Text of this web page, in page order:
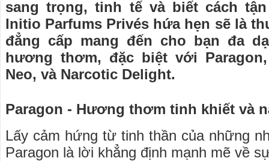
sang trọng, tinh tế và biết cách
Initio Parfums Privés hứa hẹn sẽ là
đẳng cấp mang đến cho bạn đa
hương thơm, đặc biệt với
Neo, và Narcotic Delight.
Paragon - Hương thơm tinh khiết và
Lấy cảm hứng từ tinh thần của những
Paragon là lời khẳng định mạnh mẽ về